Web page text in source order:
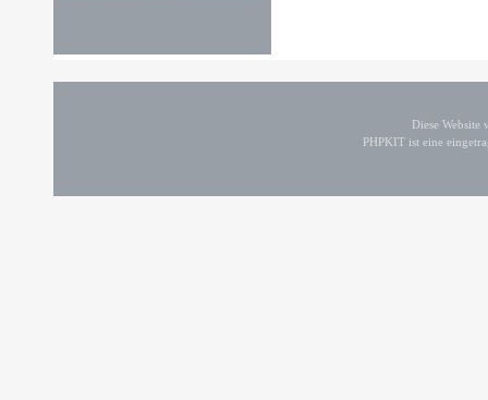
Diese
PHPKIT ist eine